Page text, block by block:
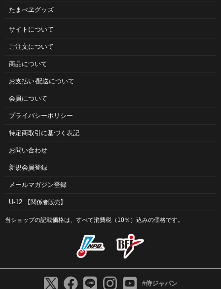
たまべヱグッズ
サイトについて
ご注⽂について
商品について
お⽀払い‧配送について
会員について
プライバシーポリシー
特定商取引に基づく表記
お問い合わせ
新規会員登録
メールマガジン登録
U-12 【関係者販売】
当ショップの記載価格は、すべて消費税（10％）込みの価格です。
#侍ジャパン